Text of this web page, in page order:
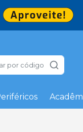
por código